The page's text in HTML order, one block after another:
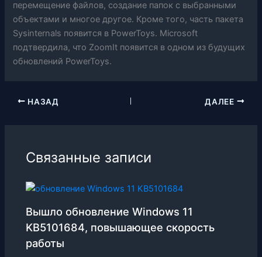
перемещение файлов, создание папок с выбранными
объектами и многое другое. Кроме того, часть пакета
Sysinternals появится в PowerToys. Microsoft
подтвердила, что ZoomIt появится в одном из будущих
обновлений PowerToys.
НАЗАД ДАЛЕЕ
Связанные записи
Вышло обновление Windows 11
KB5101684, повышающее скорость
работы